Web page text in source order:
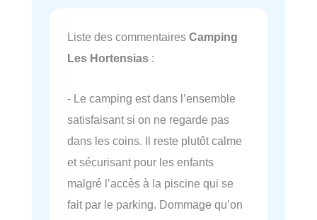
Liste des commentaires Camping
Les Hortensias :
- Le camping est dans l’ensemble
satisfaisant si on ne regarde pas
dans les coins. Il reste plutôt calme
et sécurisant pour les enfants
malgré l’accès à la piscine qui se
fait par le parking. Dommage qu’on